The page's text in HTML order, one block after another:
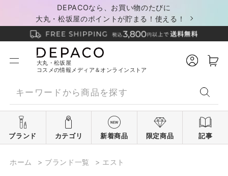
DEPACOなら、お買い物のたびに
大丸・松坂屋のポイントが貯まる！使える！
大丸・松坂屋
コスメの情報メディア＆オンラインストア
ブランド カテゴリ 新着商品 限定商品 記事
ホーム > ブランド一覧 > エスト